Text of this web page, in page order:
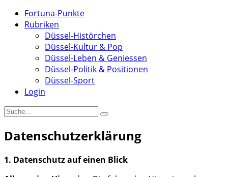
Fortuna-Punkte
Rubriken
Düssel-Histörchen
Düssel-Kultur & Pop
Düssel-Leben & Geniessen
Düssel-Politik & Positionen
Düssel-Sport
Login
Datenschutzerklärung
1. Datenschutz auf einen Blick